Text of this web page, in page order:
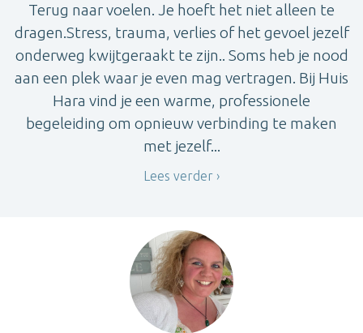
Terug naar voelen. Je hoeft het niet alleen te
dragen.Stress, trauma, verlies of het gevoel jezelf
onderweg kwijtgeraakt te zijn.. Soms heb je nood
aan een plek waar je even mag vertragen. Bij Huis
Hara vind je een warme, professionele
begeleiding om opnieuw verbinding te maken
met jezelf...
Lees verder